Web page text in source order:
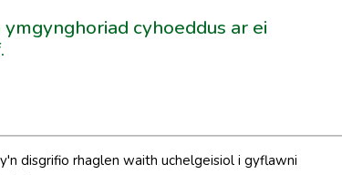
cyhoeddus ar ei
disgrifio rhaglen waith uchelgeisiol i gyflawni